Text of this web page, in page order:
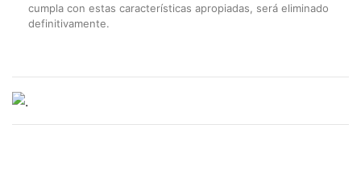
cumpla con estas características apropiadas, será eliminado
definitivamente.